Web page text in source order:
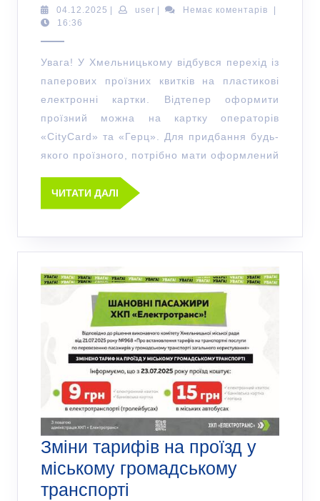
04.12.2025 | user | Немає коментарів
|
16:36
Увага! У Хмельницькому відбувся перехід із
паперових проїзних квитків на пластикові
електронні картки. Відтепер оформити
проїзний можна на картку операторів
«CityCard» та «Герц». Для придбання будь-
якого проїзного, потрібно мати оформлений
ЧИТАТИ ДАЛІ
Зміни тарифів на проїзд у
міському громадському
транспорті